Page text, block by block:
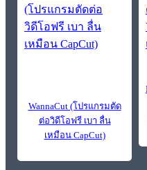
WannaCut (โปรแกรมตัด
ต่อวิดีโอฟรี เบา ลื่น
เหมือน CapCut)